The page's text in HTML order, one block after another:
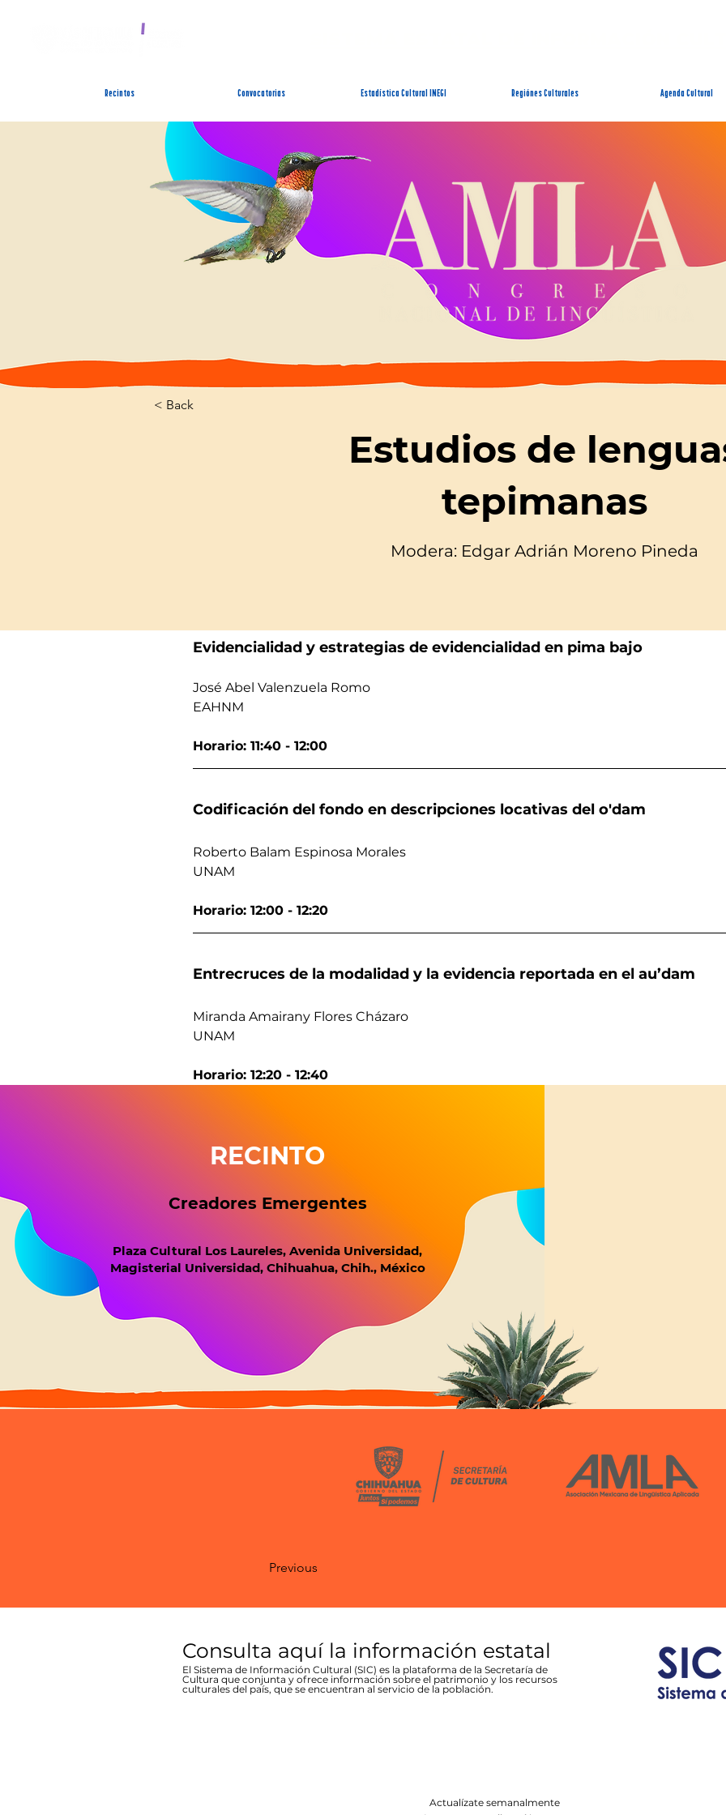
Recintos Convocatorias Estadística Cultural INEGI Regiónes Culturales Agenda Cultural
< Back
Estudios de
tepimanas
Modera: Edgar Adrián Moreno Pineda
Evidencialidad y estrategias de evidencialidad en pima bajo
José Abel Valenzuela Romo
EAHNM
Horario: 11:40 - 12:00
Codificación del fondo en descripciones locativas del o'dam
Roberto Balam Espinosa Morales
UNAM
Horario: 12:00 - 12:20
Entrecruces de la modalidad y la evidencia reportada en el au’dam
Miranda Amairany Flores Cházaro
UNAM
Horario: 12:20 - 12:40
RECINTO
Creadores Emergentes
Plaza Cultural Los Laureles, Avenida Universidad,
Magisterial Universidad, Chihuahua, Chih., México
Previous
Consulta aquí la información estatal
El Sistema de Información Cultural (SIC) es la plataforma de la Secretaría de
Cultura que conjunta y ofrece información sobre el patrimonio y los recursos
culturales del país, que se encuentran al servicio de la población.
Actualízate semanalmente